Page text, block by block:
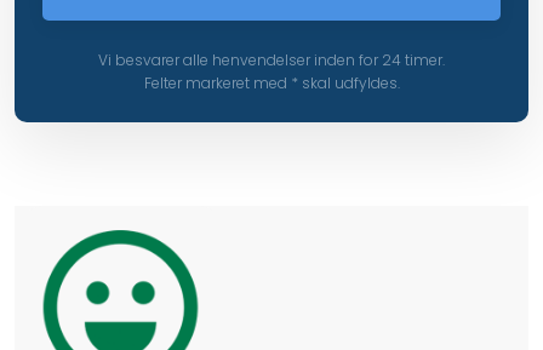
Vi besvarer alle henvendelser inden for 24 timer.
Felter markeret med * skal udfyldes.​